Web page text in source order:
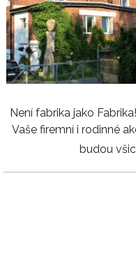
Není fabrika jako
Vaše firemní i rodinné
budou